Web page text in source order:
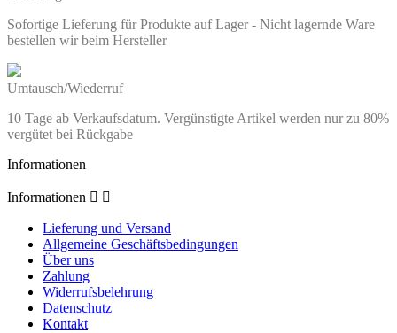
Sofortige Lieferung für Produkte auf Lager - Nicht lagernde Ware
bestellen wir beim Hersteller
Umtausch/Wiederruf
10 Tage ab Verkaufsdatum. Vergünstigte Artikel werden nur zu 80%
vergütet bei Rückgabe
Informationen
Informationen  
Lieferung und Versand
Allgemeine Geschäftsbedingungen
Über uns
Zahlung
Widerrufsbelehrung
Datenschutz
Kontakt